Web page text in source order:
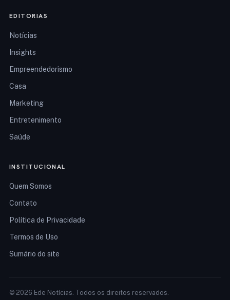
EDITORIAS
Notícias
Insights
Empreendedorismo
Casa
Marketing
Entretenimento
Saúde
INSTITUCIONAL
Quem Somos
Contato
Política de Privacidade
Termos de Uso
Sumário do site
© 2026 Ede Notícias. Todos os direitos reservados.